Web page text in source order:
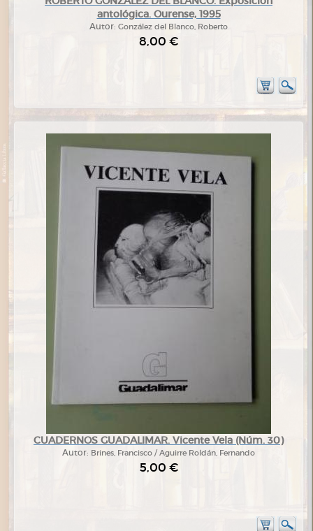
antológica. Ourense, 1995
Autor: González del Blanco, Roberto
8,00 €
CUADERNOS GUADALIMAR. Vicente Vela (Núm. 30)
Autor: Brines, Francisco / Aguirre Roldán, Fernando
5,00 €